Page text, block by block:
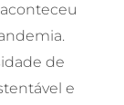
de
e